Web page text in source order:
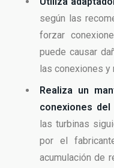
según las
forzar
puede causar
las conexiones y
Realiza un
conexiones
las turbinas
por el
acumulación de